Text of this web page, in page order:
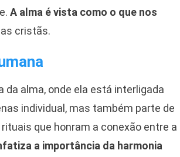
A alma é vista como o que nos
cristãs.
alma, onde ela está interligada
individual, mas também parte de
que honram a conexão entre a
a importância da harmonia